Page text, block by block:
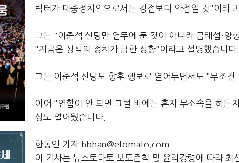
릭터가 대중정치인으로서는 강점보다 약점일 것"이라고
그는 "이준석 신당만 염두에 둔 것이 아니라 금태섭·
"지금은 상식의 정치가 급한 상황"이라고 설명했습니다.
그는 이준석 신당도 향후 행보로 열어두면서도 "무조
이어 "연합이 안 되면 그럴 바에는 혼자 무소속을 하든
성도 열어뒀습니다.
한동인 기자 bbhan@etomato.com
이 기사는 뉴스토마토 보도준칙 및 윤리강령에 따라 최